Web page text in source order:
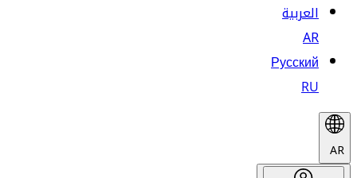
العربية
AR
Русский
RU
AR